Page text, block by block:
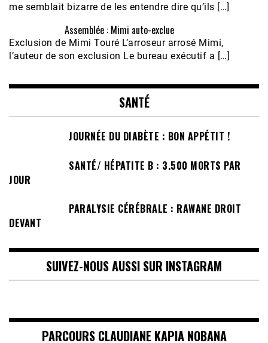
me semblait bizarre de les entendre dire qu’ils […]
Assemblée : Mimi auto-exclue
Exclusion de Mimi Touré L’arroseur arrosé Mimi,
l’auteur de son exclusion Le bureau exécutif a […]
SANTÉ
JOURNÉE DU DIABÈTE : BON APPÉTIT !
SANTÉ/ HÉPATITE B : 3.500 MORTS PAR
JOUR
PARALYSIE CÉRÉBRALE : RAWANE DROIT
DEVANT
SUIVEZ-NOUS AUSSI SUR INSTAGRAM
PARCOURS CLAUDIANE KAPIA NOBANA